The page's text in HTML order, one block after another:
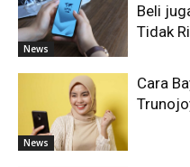
News
Beli
Tidak
News
Cara